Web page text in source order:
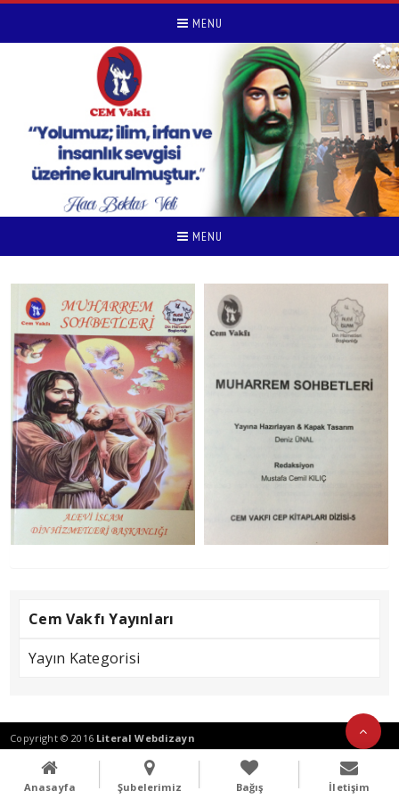
MENU
MENU
Cem Vakfı Yayınları
Yayın Kategorisi
Copyright © 2016 Literal Webdizayn
Anasayfa Şubelerimiz Bağış İletişim